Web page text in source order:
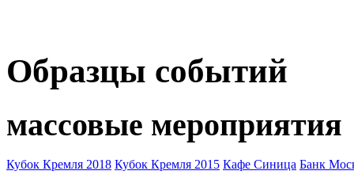
Образцы событий
массовые мероприятия
Кубок Кремля 2018 Кубок Кремля 2015 Кафе Синица Банк